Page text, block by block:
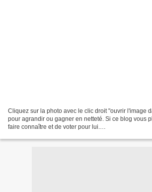
Cliquez sur la photo avec le clic droit "ouvrir l'image
pour agrandir ou gagner en netteté. Si ce blog vous
faire connaître et de voter pour lui.